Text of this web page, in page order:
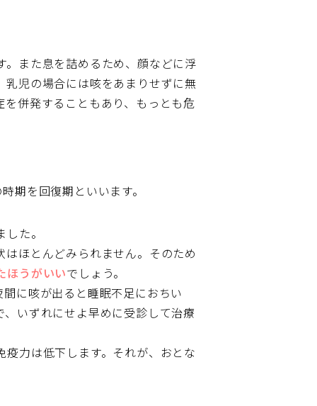
また息を詰めるため、顔などに浮
児の場合には咳をあまりせずに無
併発することもあり、もっとも危
期を回復期といいます。
た。
ほとんどみられません。そのため
ほうがいいでしょう。
に咳が出ると睡眠不足におちい
いずれにせよ早めに受診して治療
力は低下します。それが、おとな